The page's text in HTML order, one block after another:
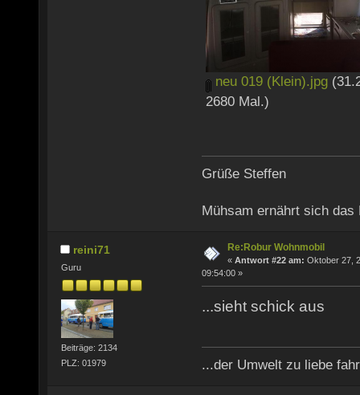
neu 019 (Klein).jpg
2680 Mal.)
Grüße Steffen
Mühsam ernährt sich das
reini71
Guru
Beiträge: 2134
PLZ: 01979
Re:Robur Wohnmobil
« Antwort #22 am: Oktober 27,
09:54:00 »
...sieht schick aus
...der Umwelt zu liebe